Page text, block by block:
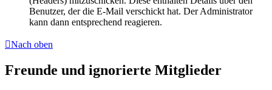
Benutzer, der die E-Mail verschickt hat. Der Administrator
kann dann entsprechend reagieren.
Nach oben
Freunde und ignorierte Mitglieder